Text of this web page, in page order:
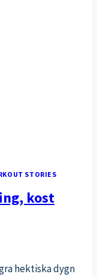
STORIES
kost
hektiska dygn